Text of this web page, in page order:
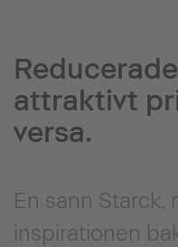
attraktivt
versa.
En sann Starck,
inspirationen